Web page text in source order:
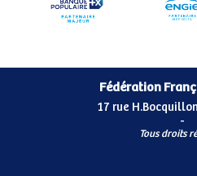
Fédération
17 rue
-
Tous droits